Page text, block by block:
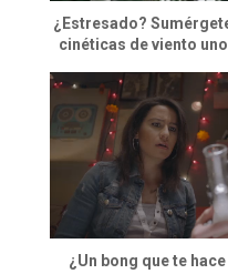
¿Estresado?
cinéticas de viento
¿Un bong que te